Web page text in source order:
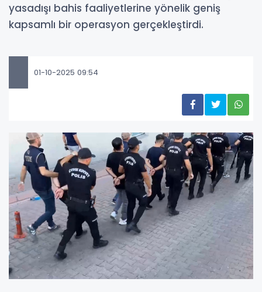
yasadışı bahis faaliyetlerine yönelik geniş
kapsamlı bir operasyon gerçekleştirdi.
01-10-2025 09:54